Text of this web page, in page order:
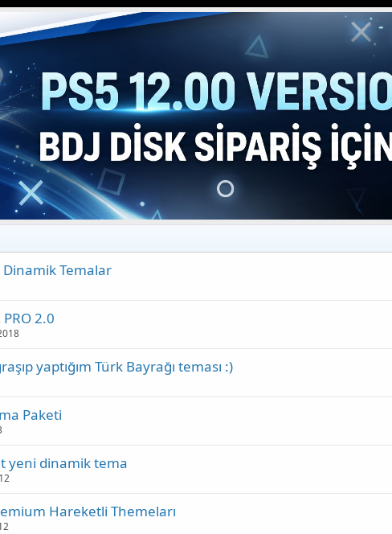
Dinamik Temalar
PRO 2.0
yaptığım Türk Bayrağı teması :)
Paketi
yeni dinamik tema
Hareketli Themeları